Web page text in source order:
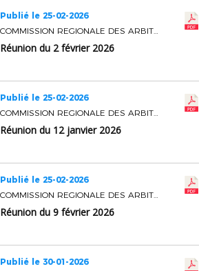
Publié le 25-02-2026
COMMISSION REGIONALE DES ARBITRES
Réunion du 2 février 2026
Publié le 25-02-2026
COMMISSION REGIONALE DES ARBITRES
Réunion du 12 janvier 2026
Publié le 25-02-2026
COMMISSION REGIONALE DES ARBITRES
Réunion du 9 février 2026
Publié le 30-01-2026